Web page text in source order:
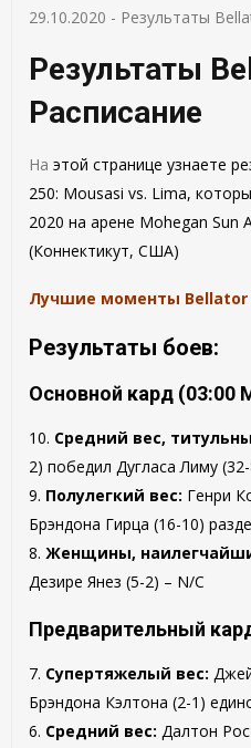
29.10.2020 - Результаты
Результаты
Расписание
На этой странице узнаете
250: Mousasi vs. Lima,
2020 на арене Mohegan Sun
(Коннектикут, США)
Лучшие моменты Bellator
Результаты боев:
Основной кард (03:00
10. Средний вес,
2) победил Дугласа Лиму
9. Полулегкий вес: Генри
Брэндона Гирца (16-10)
8.Женщины,
Дезире Янез (5-2) – N/C
Предварительный
7. Супертяжелый вес:
Брэндона Кэлтона (2-1)
6. Средний вес: Далтон